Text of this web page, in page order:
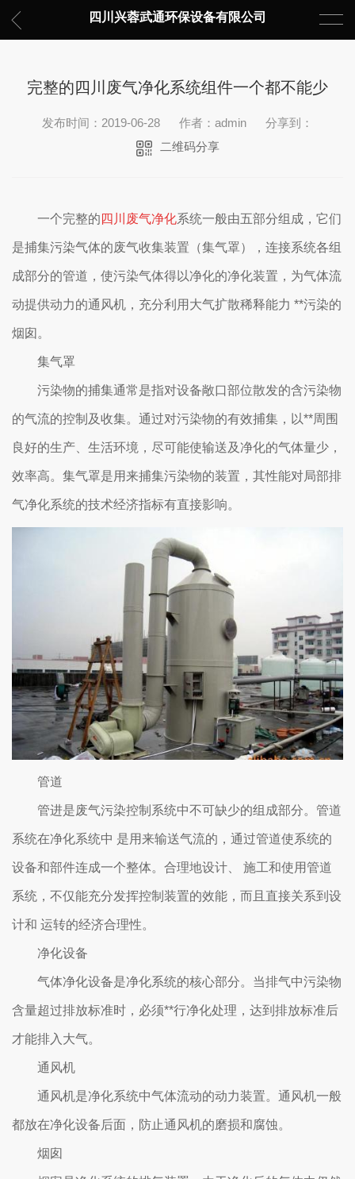
四川兴蓉武通环保设备有限公司
完整的四川废气净化系统组件一个都不能少
发布时间：2019-06-28 作者：admin
分享到：
二维码分享
一个完整的 四川废气净化系统一般由五部分组成，它们
是捕集污染气体的废气收集装置（集气罩），连接系统各组
成部分的管道，使污染气体得以净化的净化装置，为气体流
动提供动力的通风机，充分利用大气扩散稀释能力 **污染的
烟囱。
集气罩
污染物的捕集通常是指对设备敞口部位散发的含污染物
的气流的控制及收集。通过对污染物的有效捕集，以**周围
良好的生产、生活环境，尽可能使输送及净化的气体量少，
效率高。集气罩是用来捕集污染物的装置，其性能对局部排
气净化系统的技术经济指标有直接影响。
管道
管进是废气污染控制系统中不可缺少的组成部分。管道
系统在净化系统中 是用来输送气流的，通过管道使系统的
设备和部件连成一个整体。合理地设计、 施工和使用管道
系统，不仅能充分发挥控制装置的效能，而且直接关系到设
计和 运转的经济合理性。
净化设备
气体净化设备是净化系统的核心部分。当排气中污染物
含量超过排放标准时，必须**行净化处理，达到排放标准后
才能排入大气。
通风机
通风机是净化系统中气体流动的动力装置。通风机一般
都放在净化设备后面，防止通风机的磨损和腐蚀。
烟囱